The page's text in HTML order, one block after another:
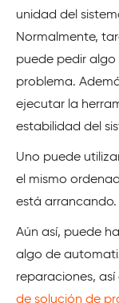
unidad del
Normalmente,
puede pedir
problema.
ejecutar la
estabilidad del
Uno puede
el mismo
está arrancando.
Aún así, puede
algo de
reparaciones,
de solución de